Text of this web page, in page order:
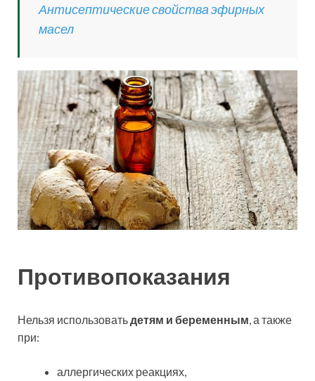
Антисептические свойства эфирных
масел
Противопоказания
Нельзя использовать детям и беременным , а также
при:
аллергических реакциях,